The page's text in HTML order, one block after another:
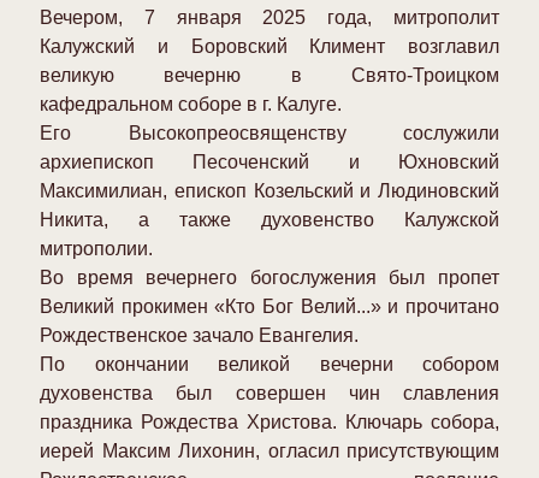
Калужский и Боровский Климент возглавил
великую вечерню в Свято-Троицком
кафедральном соборе в г. Калуге.
Его Высокопреосвященству сослужили
архиепископ Песоченский и Юхновский
Максимилиан, епископ Козельский и Людиновский
Никита, а также духовенство Калужской
митрополии.
Во время вечернего богослужения был пропет
Великий прокимен «Кто Бог Велий...» и прочитано
Рождественское зачало Евангелия.
По окончании великой вечерни собором
духовенства был совершен чин славления
праздника Рождества Христова. Ключарь собора,
иерей Максим Лихонин, огласил присутствующим
Рождественское послание